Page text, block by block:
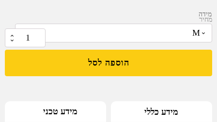
מחיר
279.95
מידה
של
עבור
של
הוספה לסל
מידע כללי מידע טכני